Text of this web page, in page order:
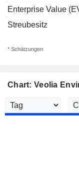
Enterprise Value
Streubesitz
* Schätzungen
Chart: Veolia